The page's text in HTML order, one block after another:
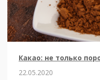
Какао: не только
22.05.2020